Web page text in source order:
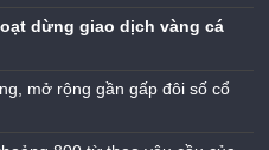
dừng giao dịch vàng cá
mở rộng gần gấp đôi số cổ